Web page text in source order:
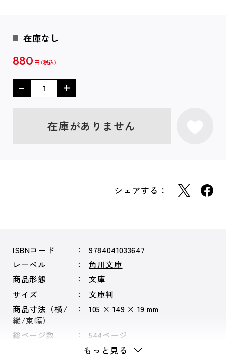
在庫なし
880 円
在庫がありません
シェアする：
ISBNコード
9784041033647
レーベル
角川文庫
商品形態
文庫
サイズ
文庫判
商品寸法（横/
縦/束幅）
105 × 149 × 19 mm
総ページ数 544ページ
もっと見る